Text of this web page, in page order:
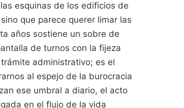
esquinas de los edificios de
que parece querer limar las
años sostiene un sobre de
de turnos con la fijeza
administrativo; es el
al espejo de la burocracia
ese umbral a diario, el acto
en el flujo de la vida